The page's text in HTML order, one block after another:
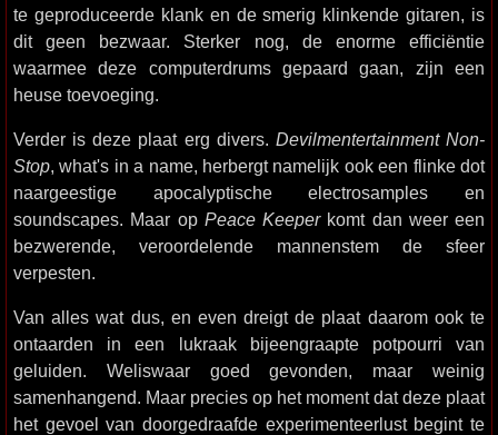
te geproduceerde klank en de smerig klinkende gitaren, is
dit geen bezwaar. Sterker nog, de enorme efficiëntie
waarmee deze computerdrums gepaard gaan, zijn een
heuse toevoeging.
Verder is deze plaat erg divers. Devilmentertainment Non-
Stop, what's in a name, herbergt namelijk ook een flinke dot
naargeestige apocalyptische electrosamples en
soundscapes. Maar op Peace Keeperkomt dan weer een
bezwerende, veroordelende mannenstem de sfeer
verpesten.
Van alles wat dus, en even dreigt de plaat daarom ook te
ontaarden in een lukraak bijeengraapte potpourri van
geluiden. Weliswaar goed gevonden, maar weinig
samenhangend. Maar precies op het moment dat deze plaat
het gevoel van doorgedraafde experimenteerlust begint te